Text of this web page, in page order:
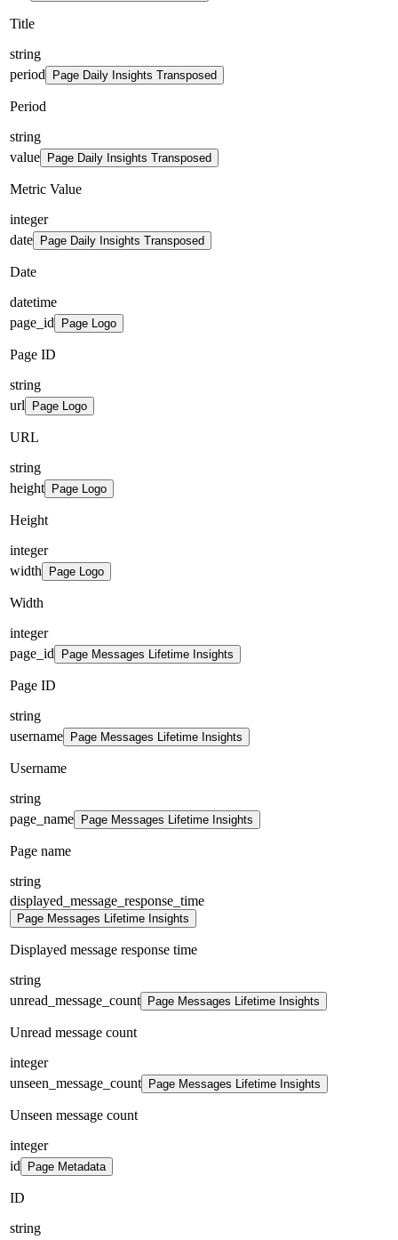
Title
string
period
Page Daily Insights Transposed
Period
string
value
Page Daily Insights Transposed
Metric Value
integer
date
Page Daily Insights Transposed
Date
datetime
page_id
Page Logo
Page ID
string
url
Page Logo
URL
string
height
Page Logo
Height
integer
width
Page Logo
Width
integer
page_id
Page Messages Lifetime Insights
Page ID
string
username
Page Messages Lifetime Insights
Username
string
page_name
Page Messages Lifetime Insights
Page name
string
displayed_message_response_time
Page Messages Lifetime Insights
Displayed message response time
string
unread_message_count
Page Messages Lifetime Insights
Unread message count
integer
unseen_message_count
Page Messages Lifetime Insights
Unseen message count
integer
id
Page Metadata
ID
string